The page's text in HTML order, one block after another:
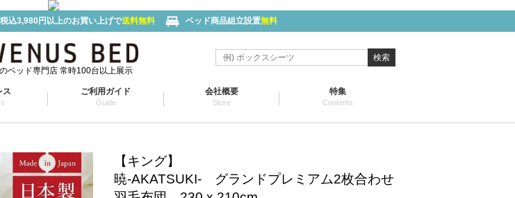
税込3,980円以上のお買い上げで送料無料 ベッド商品組立設置無料
ベッド専門店 常時100台以上展示
検索
ス ご利用ガイド
Guide
会社概要
Store
特集
Contents
【キング】
暁-AKATSUKI- グランドプレミアム2枚合わせ